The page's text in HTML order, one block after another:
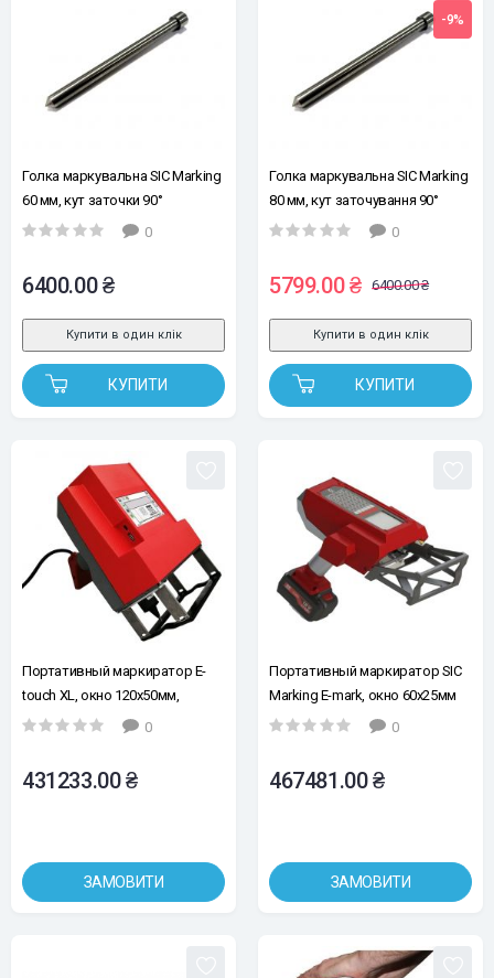
Голка маркувальна SIC Marking
60 мм, кут заточки 90°
0
6400.00 ₴
КУПИТИ
Купити в один клік
-9%
Голка маркувальна SIC Marking
80 мм, кут заточування 90°
0
5799.00 ₴ 6400.00 ₴
КУПИТИ
Купити в один клік
Портативный маркиратор E-
touch XL, окно 120х50мм,
кабель 5 м.
0
431233.00 ₴
ЗАМОВИТИ
Портативный маркиратор SIC
Marking E-mark, окно 60x25мм
0
467481.00 ₴
ЗАМОВИТИ